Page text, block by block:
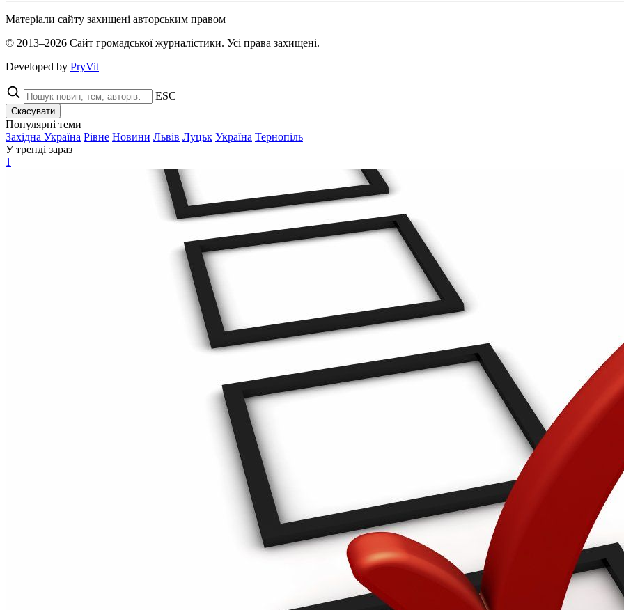
Матеріали сайту захищені авторським правом
© 2013–2026 Сайт громадської журналістики. Усі права захищені.
Developed by PryVit
ESC
Скасувати
Популярні теми
Західна Україна Рівне Новини Львів Луцьк Україна Тернопіль
У тренді зараз
1